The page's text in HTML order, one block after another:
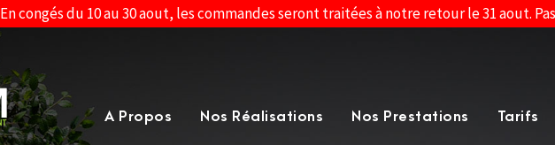
En congés du 10 au 30 aout, les commandes seront traitées à notre retour le 31 aout.
A Propos Nos Réalisations Nos Prestations Tarifs